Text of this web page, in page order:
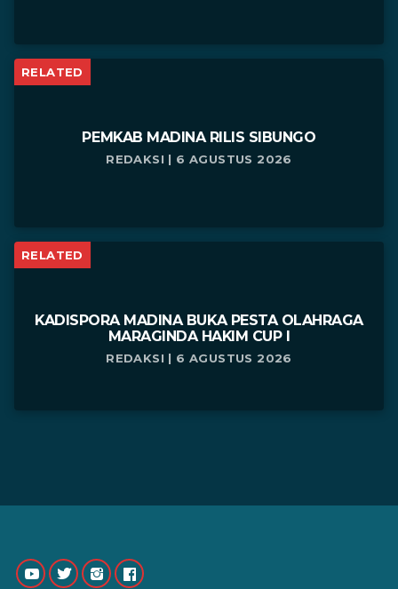
RELATED
PEMKAB MADINA RILIS SIBUNGO
REDAKSI | 6 AGUSTUS 2026
RELATED
KADISPORA MADINA BUKA PESTA OLAHRAGA
MARAGINDA HAKIM CUP I
REDAKSI | 6 AGUSTUS 2026